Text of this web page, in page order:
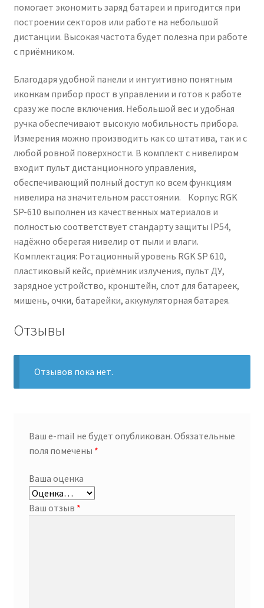
помогает экономить заряд батареи и пригодится при
построении секторов или работе на небольшой
дистанции. Высокая частота будет полезна при работе
с приёмником.
Благодаря удобной панели и интуитивно понятным
иконкам прибор прост в управлении и готов к работе
сразу же после включения. Небольшой вес и удобная
ручка обеспечивают высокую мобильность прибора.
Измерения можно производить как со штатива, так и с
любой ровной поверхности. В комплект с нивелиром
входит пульт дистанционного управления,
обеспечивающий полный доступ ко всем функциям
нивелира на значительном расстоянии. Корпус RGK
SP-610 выполнен из качественных материалов и
полностью соответствует стандарту защиты IP54,
надёжно оберегая нивелир от пыли и влаги.
Комплектация: Ротационный уровень RGK SP 610,
пластиковый кейс, приёмник излучения, пульт ДУ,
зарядное устройство, кронштейн, слот для батареек,
мишень, очки, батарейки, аккумуляторная батарея.
Отзывы
Отзывов пока нет.
Ваш e-mail не будет опубликован. Обязательные
поля помечены *
Ваша оценка
Ваш отзыв *